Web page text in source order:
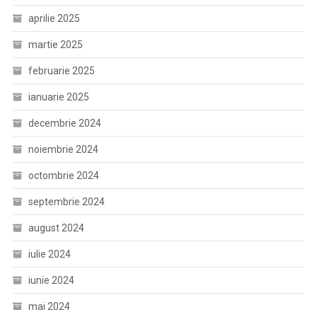
aprilie 2025
martie 2025
februarie 2025
ianuarie 2025
decembrie 2024
noiembrie 2024
octombrie 2024
septembrie 2024
august 2024
iulie 2024
iunie 2024
mai 2024